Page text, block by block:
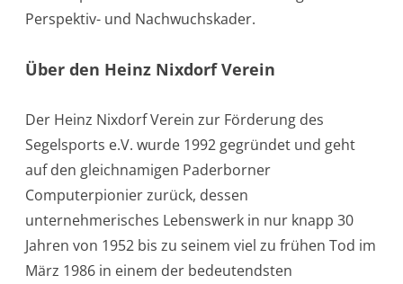
Perspektiv- und Nachwuchskader.
Über den Heinz Nixdorf Verein
Der Heinz Nixdorf Verein zur Förderung des
Segelsports e.V. wurde 1992 gegründet und geht
auf den gleichnamigen Paderborner
Computerpionier zurück, dessen
unternehmerisches Lebenswerk in nur knapp 30
Jahren von 1952 bis zu seinem viel zu frühen Tod im
März 1986 in einem der bedeutendsten